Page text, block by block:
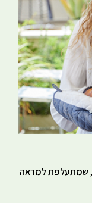
שמתעלפת למראה